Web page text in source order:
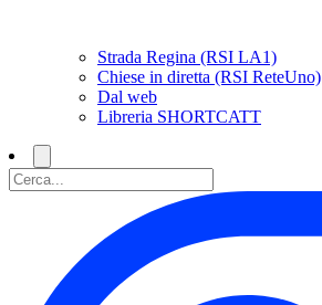
Strada Regina (RSI LA1)
Chiese in diretta (RSI ReteUno)
Dal web
Libreria SHORTCATT